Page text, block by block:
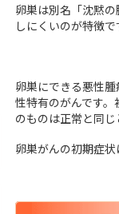
卵巣は別名「沈黙
しにくいのが特徴で
卵巣にできる悪性
性特有のがんです
のものは正常と同じ
卵巣がんの初期症状